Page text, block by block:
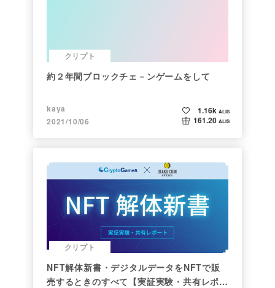
クリプト
約２年間ブロックチェ－ンゲームをして
kaya
2021/10/06
1.16k ALIS
161.20 ALIS
クリプト
NFT解体新書・デジタルデータをNFTで販
売するときのすべて【実証実験・共有レポー